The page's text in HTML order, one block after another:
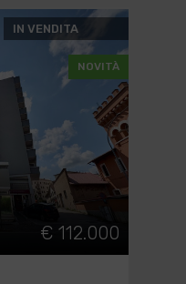
IN VENDITA
NOVITÀ
€ 112.000